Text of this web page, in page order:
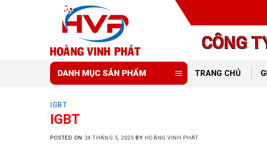
CÔNG
DANH MỤC SẢN PHẨM TRANG CHỦ
IGBT
IGBT
POSTED ON 24 THÁNG 5, 2025 BY HOÀNG VINH PHÁT